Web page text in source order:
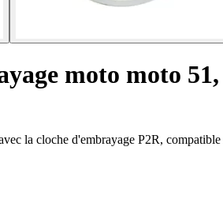
moto moto
la cloche d'embrayage P2R,